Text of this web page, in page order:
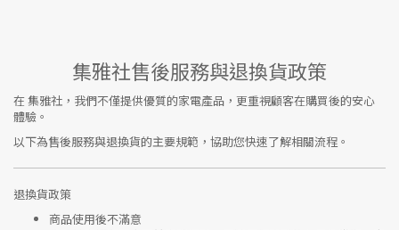
集雅社售後服務與退換貨政策
在集雅社 ，我們不僅提供優質的家電產品，更重視顧客在購買後的安心
體驗。
以下為售後服務與退換貨的主要規範，協助您快速了解相關流程。
退換貨政策
商品使用後不滿意